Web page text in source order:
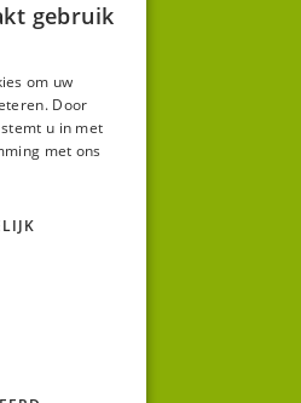
Winkel
account
voorwaarden
gebruik
om uw
Door
u in met
met ons